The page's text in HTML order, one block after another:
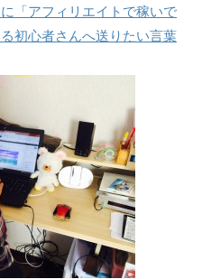
「アフィリエイトで稼いで
初心者さんへ送りたい言葉